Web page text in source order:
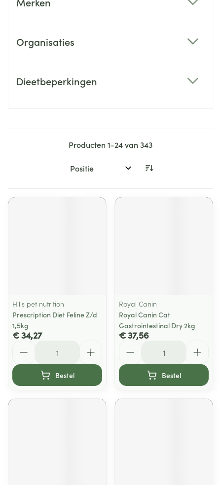
Organisaties
Dieetbeperkingen
Producten1-24van343
Sorteer op:
Hills pet nutrition
Prescription Diet Feline Z/d
1,5kg
€ 34,27
Bestel
Royal Canin
Royal Canin Cat
Gastrointestinal Dry 2kg
€ 37,56
Bestel